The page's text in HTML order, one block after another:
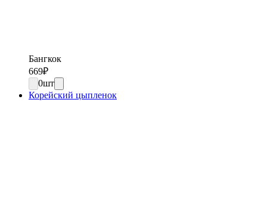
Бангкок
669₽
0шт
Корейский цыпленок